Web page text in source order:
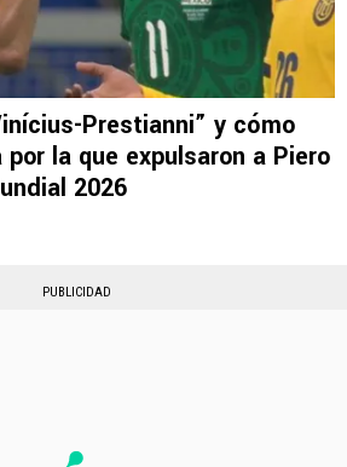
Prestianni” y cómo
la que expulsaron a Piero
2026
PUBLICIDAD